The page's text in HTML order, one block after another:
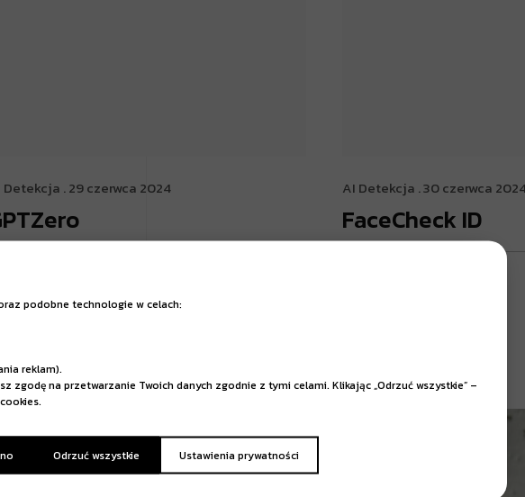
Detekcja . 29 czerwca 2024 AI Detekcja . 30 czerwca
FaceCheck ID
podobne technologie w celach:
reklam).
zgodę na przetwarzanie Twoich danych zgodnie z tymi celami. Klikając „Odrzuć wszystkie” –
Odrzuć wszystkie Ustawienia prywatności